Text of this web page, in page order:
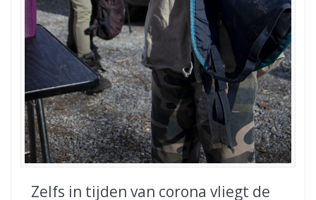
Zelfs in tijden van corona vliegt de